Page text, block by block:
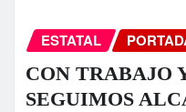
ESTATAL
CON TRABAJO
SEGUIMOS